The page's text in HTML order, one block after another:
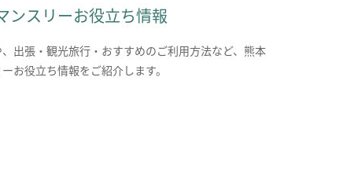
ンスリーお役立ち情報
出張・観光旅行・おすすめのご利用方法など、熊本
お役立ち情報をご紹介します。